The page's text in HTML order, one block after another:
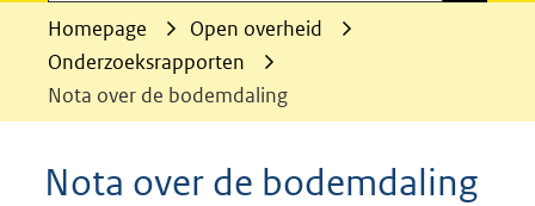
Homepage
Open overheid
Onderzoeksrapporten
Nota over de bodemdaling
Nota over de bodemdaling